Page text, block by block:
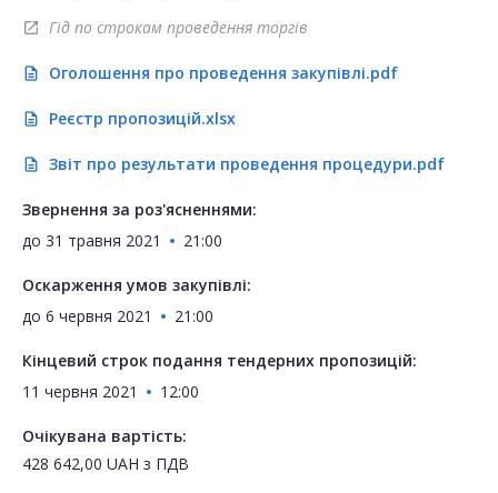
open_in_new Гід по строкам проведення торгів
description Оголошення про проведення закупівлі.pdf
description Реєстр пропозицій.xlsx
description Звіт про результати проведення процедури.pdf
Звернення за роз'ясненнями:
до 31 травня 2021 21:00
Оскарження умов закупівлі:
до 6 червня 2021 21:00
Кінцевий строк подання тендерних пропозицій:
11 червня 2021
12:00
Очікувана вартість:
428 642,00 UAH з ПДВ